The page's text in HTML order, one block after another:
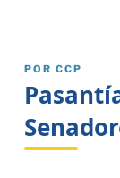
PUBLICADO
POR CCP